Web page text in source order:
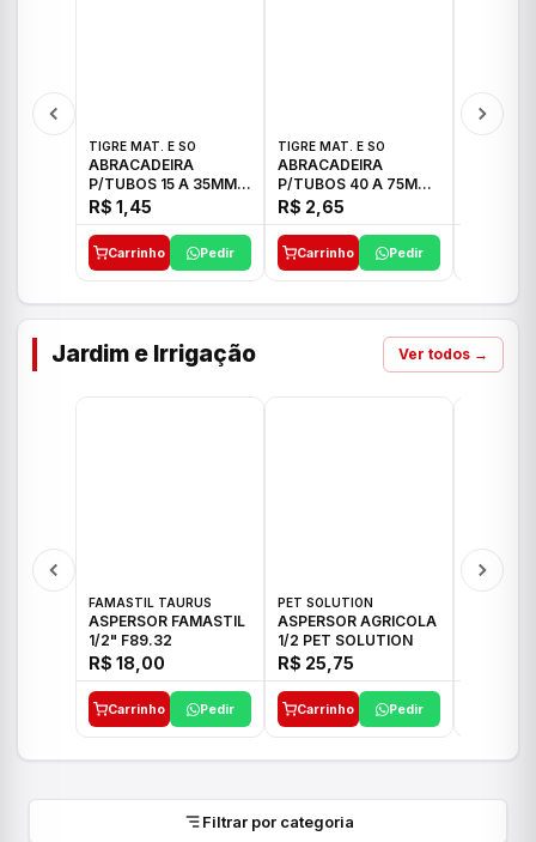
TIGRE MAT. E SO
ABRACADEIRA
P/TUBOS 15 A 35MM
TIGRE
R$ 1,45
Carrinho Pedir
TIGRE MAT. E SO
ABRACADEIRA
P/TUBOS 40 A 75MM
TIGRE
R$ 2,65
Carrinho Pedir
Jardim e Irrigação Ver todos →
FAMASTIL TAURUS
ASPERSOR FAMASTIL
1/2" F89.32
R$ 18,00
Carrinho Pedir
PET SOLUTION
ASPERSOR AGRICOLA
1/2 PET SOLUTION
R$ 25,75
Carrinho Pedir
Filtrar por categoria